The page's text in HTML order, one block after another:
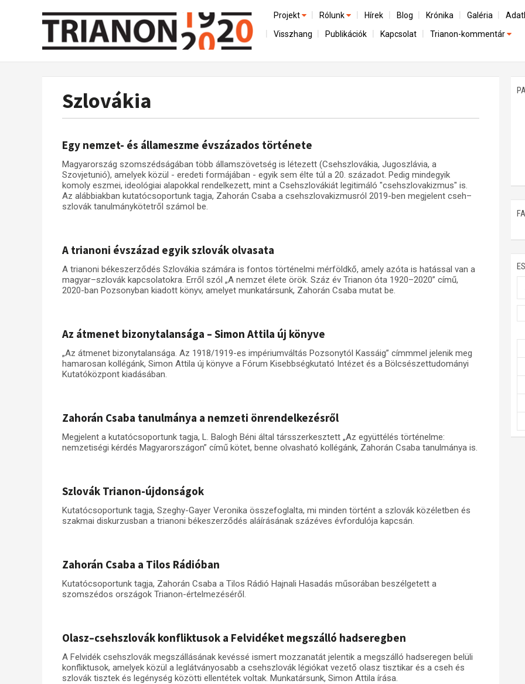
Projekt
Előzmények
Az összeomlás és a magyar társadalom
Utókor és emlékezet
Rólunk
A kutatócsoport működéséről
Hírek Blog Krónika Galéria
Visszhang Publikációk Kapcsolat Trianon-kommentár
Szlovákia
Egy nemzet- és állameszme évszázados története
Magyarország szomszédságában több államszövetség is létezett (Csehszlovákia, Jugoszlávia, a
Szovjetunió), amelyek közül - eredeti formájában - egyik sem élte túl a 20. századot. Pedig mindegyik
komoly eszmei, ideológiai alapokkal rendelkezett, mint a Csehszlovákiát legitimáló "csehszlovakizmus" is.
Az alábbiakban kutatócsoportunk tagja, Zahorán Csaba a csehszlovakizmusról 2019-ben megjelent cseh–
szlovák tanulmánykötetről számol be.
A trianoni évszázad egyik szlovák olvasata
A trianoni békeszerződés Szlovákia számára is fontos történelmi mérföldkő, amely azóta is hatással van a
magyar–szlovák kapcsolatokra. Erről szól „A nemzet élete örök. Száz év Trianon óta 1920–2020” című,
2020-ban Pozsonyban kiadott könyv, amelyet munkatársunk, Zahorán Csaba mutat be.
Az átmenet bizonytalansága – Simon Attila új könyve
„Az átmenet bizonytalansága. Az 1918/1919-es impériumváltás Pozsonytól Kassáig” címmmel jelenik meg
hamarosan kollégánk, Simon Attila új könyve a Fórum Kisebbségkutató Intézet és a Bölcsészettudományi
Kutatóközpont kiadásában.
Zahorán Csaba tanulmánya a nemzeti önrendelkezésről
Megjelent a kutatócsoportunk tagja, L. Balogh Béni által társszerkesztett „Az együttélés történelme:
nemzetiségi kérdés Magyarországon” című kötet, benne olvasható kollégánk, Zahorán Csaba tanulmánya is.
Szlovák Trianon-újdonságok
Kutatócsoportunk tagja, Szeghy-Gayer Veronika összefoglalta, mi minden történt a szlovák közéletben és
szakmai diskurzusban a trianoni békeszerződés aláírásának százéves évfordulója kapcsán.
Zahorán Csaba a Tilos Rádióban
Kutatócsoportunk tagja, Zahorán Csaba a Tilos Rádió Hajnali Hasadás műsorában beszélgetett a
szomszédos országok Trianon-értelmezéséről.
Olasz–csehszlovák konfliktusok a Felvidéket megszálló hadseregben
A Felvidék csehszlovák megszállásának kevéssé ismert mozzanatát jelentik a megszálló hadseregen belüli
konfliktusok, amelyek közül a leglátványosabb a csehszlovák légiókat vezető olasz tisztikar és a cseh és
szlovák tisztek és legénység közötti ellentétek voltak. Munkatársunk, Simon Attila írása.